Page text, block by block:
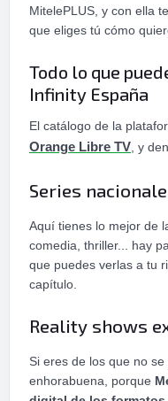
MitelePLUS, y con ella
que eliges tú cómo
Todo lo que
Infinity España
El catálogo de la
Orange Libre TV , y
Series
Aquí tienes lo mejor de
comedia, thriller... hay
que puedes verlas a tu
capítulo.
Reality shows
Si eres de los que no
enhorabuena, porque